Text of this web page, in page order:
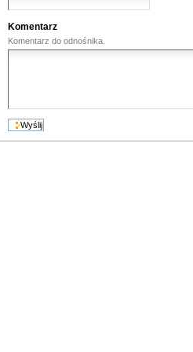
Komentarz
Komentarz do odnośnika.